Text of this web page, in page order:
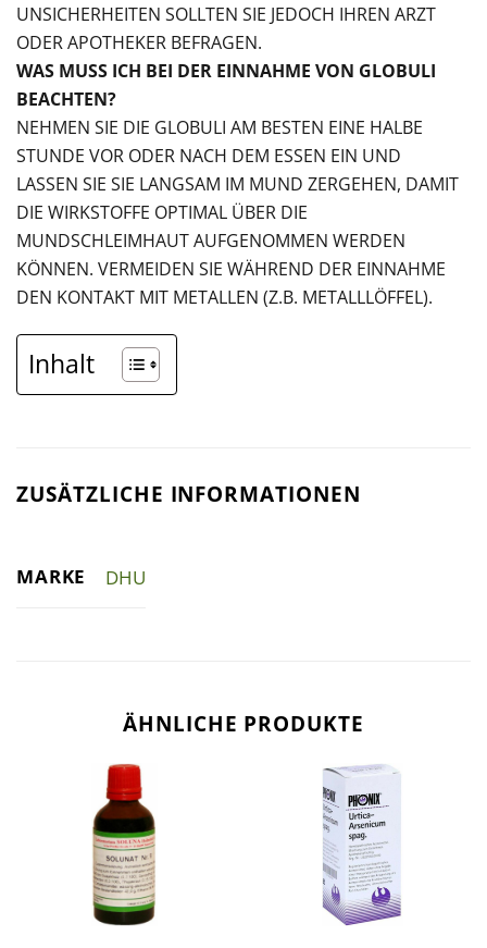
UNSICHERHEITEN SOLLTEN SIE JEDOCH IHREN ARZT
ODER APOTHEKER BEFRAGEN.
WAS MUSS ICH BEI DER EINNAHME VON GLOBULI
BEACHTEN?
NEHMEN SIE DIE GLOBULI AM BESTEN EINE HALBE
STUNDE VOR ODER NACH DEM ESSEN EIN UND
LASSEN SIE SIE LANGSAM IM MUND ZERGEHEN, DAMIT
DIE WIRKSTOFFE OPTIMAL ÜBER DIE
MUNDSCHLEIMHAUT AUFGENOMMEN WERDEN
KÖNNEN. VERMEIDEN SIE WÄHREND DER EINNAHME
DEN KONTAKT MIT METALLEN (Z.B. METALLLÖFFEL).
Inhalt
ZUSÄTZLICHE INFORMATIONEN
MARKE DHU
ÄHNLICHE PRODUKTE